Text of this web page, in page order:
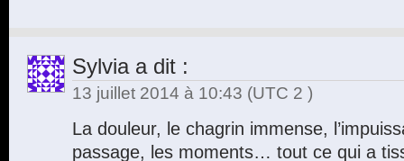
Sylviaa dit :
13 juillet 2014 à 10:43 (UTC 2 )
La douleur, le chagrin immense,
passage, les moments… tout ce qui a